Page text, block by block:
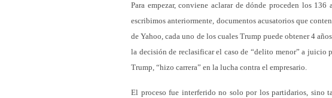
Para empezar, conviene aclarar de dónde proceden los
escribimos anteriormente, documentos acusatorios que
de Yahoo, cada uno de los cuales Trump puede obtener 4
la decisión de reclasificar el caso de “delito menor” a
Trump, “hizo carrera” en la lucha contra el empresario.
El proceso fue interferido no solo por los partidarios, sino